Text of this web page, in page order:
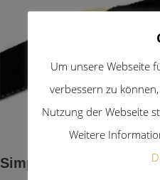
Simple Ring Choker
Um unsere Webseite
verbessern zu
Nutzung der Webseite
Weitere